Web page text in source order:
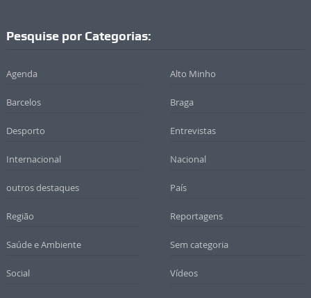
Pesquise por Categorias:
Agenda Alto Minho
Barcelos Braga
Desporto Entrevistas
Internacional Nacional
outros destaques País
Região Reportagens
Saúde e Ambiente Sem categoria
Social Vídeos